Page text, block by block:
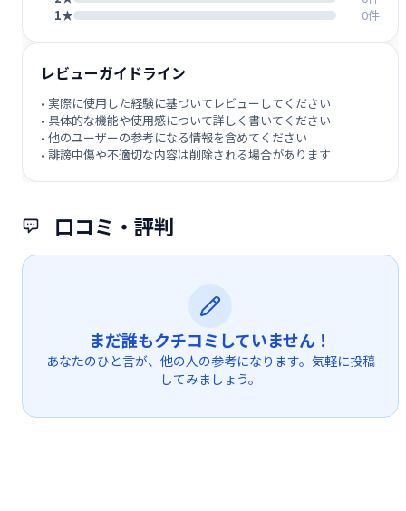
口コミ・評判
まだ誰もクチコミしていません！
あなたのひと言が、他の人の参考になります。気軽に投稿
してみましょう。
1★
0件
レビューガイドライン
• 実際に使用した経験に基づいてレビューしてください
• 具体的な機能や使用感について詳しく書いてください
• 他のユーザーの参考になる情報を含めてください
• 誹謗中傷や不適切な内容は削除される場合があります